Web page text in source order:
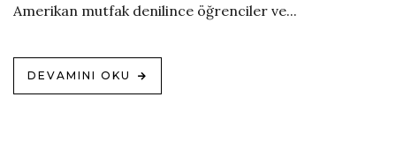
Amerikan mutfak denilince öğrenciler ve...
DEVAMINI OKU